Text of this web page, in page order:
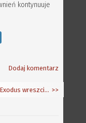
kontynuuje
Dodaj komentarz
Exodus wreszcie skończony >>